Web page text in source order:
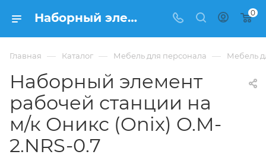
Наборный элемент рабочей станции на м/к Оникс (Onix) O.M-2.NRS-0.7 из ЛДСП купить в Москве, цена 24 461 ₽ - интернет-магазин ФРАНКОМ 0
Главная — Каталог — Мебель для персонала — Мебель
Наборный элемент
рабочей станции на
м/к Оникс (Onix) O.M-
2.NRS-0.7